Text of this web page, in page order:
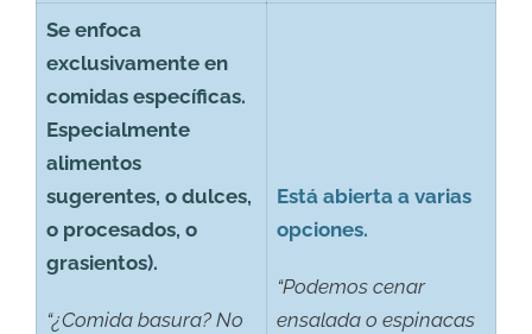
Se enfoca
exclusivamente en
comidas específicas.
Especialmente
alimentos
sugerentes, o dulces,
o procesados, o
grasientos).
“¿Comida basura? No
Está abierta a varias
opciones.
“Podemos cenar
ensalada o espinacas